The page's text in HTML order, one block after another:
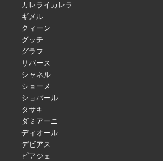
カレライカレラ
ギメル
クィーン
グッチ
グラフ
サバース
シャネル
ショーメ
ショパール
タサキ
ダミアーニ
ディオール
デビアス
ピアジェ